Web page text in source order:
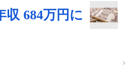
収 684万円に